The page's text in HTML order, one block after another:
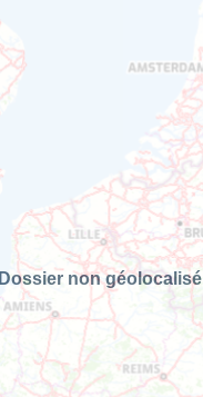
Dossier non géolocalisé